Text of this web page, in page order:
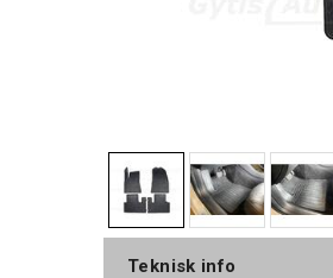
Teknisk info